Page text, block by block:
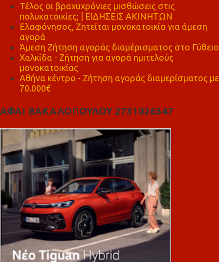
Τέλος οι βραχυχρόνιες μισθώσεις στις
πολυκατοικίες; | ΕΙΔΗΣΕΙΣ ΑΚΙΝΗΤΩΝ
Ελαφόνησος, Ζητείται μονοκατοικία για άμεση
αγορά
Άμεση Ζήτηση αγοράς διαμέρισματος στο Γύθειο
Χαλκίδα - Ζήτηση για αγορά ημιτελούς
μονοκατοικίας
Αθήνα κέντρο - Ζήτηση αγοράς διαμερίσματος με
70.000€
ΑΦΑΙ ΒΑΚΑΛΟΠΟΥΛΟΥ 2731026347